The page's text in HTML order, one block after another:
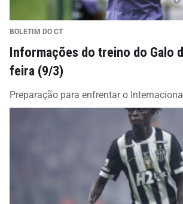
BOLETIM DO CT
Informações do treino do Galo
feira (9/3)
Preparação para enfrentar o